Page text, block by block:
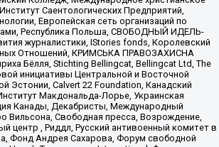
Саентологических Предприятий,
Европейская сеть организаций по
Республика Польша, СВОБОДНЫЙ ИДЕЛЬ-
журналистики, IStories fonds, Королевский
Отношений, КРИМСЬКА ПРАВОЗАХИСНА
Бёлля, Stichting Bellingcat, Bellingcat Ltd, The
инициативы Центральной и Восточной
Эстонии, Calvert 22 Foundation, Канадский
Макдональда-Лорье, Украинская
Канады, Декабристы, Международный
Вильсона, Свободная пресса, Возрождение,
центр , Риддл, Русский антивоенный комитет в
Фонд Андрея Сахарова, Форум свободной